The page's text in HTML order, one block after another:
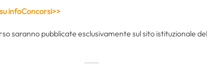
infoConcorsi>>
saranno pubblicate esclusivamente sul sito istituzionale